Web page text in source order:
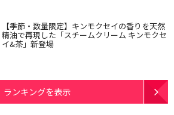
【季節・数量限定】キンモクセイの香りを天然
精油で再現した「スチームクリーム キンモクセ
イ&茶」新登場
ランキングを表示